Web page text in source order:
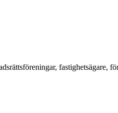
fastighetsägare,